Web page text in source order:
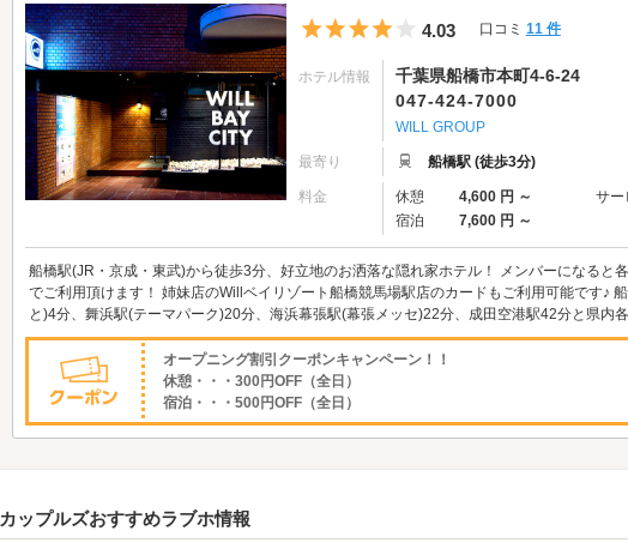
5つ星のうち4
4.03 口コミ 11 件
ホテル情報
千葉県船橋市本町4-6-24
047-424-7000
WILL GROUP
最寄り 船橋駅 (徒歩3分)
料金 休憩 4,600 円 ～ サー
宿泊
7,600 円 ～
船橋駅(JR・京成・東武)から徒歩3分、好立地のお洒落な隠れ家ホテル！ メンバーになると
でご利用頂けます！ 姉妹店のWillベイリゾート船橋競馬場駅店のカードもご利用可能です♪
と)4分、舞浜駅(テーマパーク)20分、海浜幕張駅(幕張メッセ)22分、成田空港駅42分と県内
オープニング割引クーポンキャンペーン！！
休憩・・・300円OFF（全日）
宿泊・・・500円OFF（全日）
カップルズおすすめラブホ情報